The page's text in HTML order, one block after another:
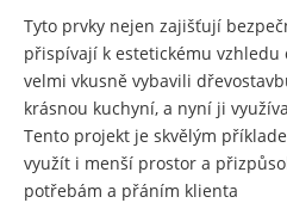
Tyto prvky nejen zajišťují
přispívají k estetickému vzhledu
velmi vkusně vybavili
krásnou kuchyní, a nyní ji
Tento projekt je skvělým
využít i menší prostor a
potřebám a přáním klienta